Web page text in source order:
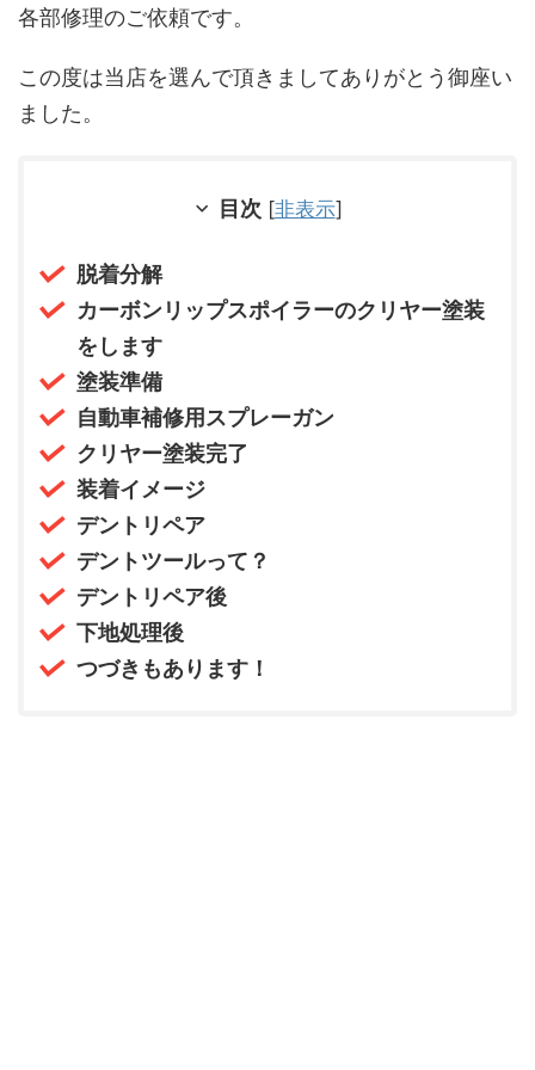
各部修理のご依頼です。
この度は当店を選んで頂きましてありがとう御座い
ました。
目次 [非表示]
脱着分解
カーボンリップスポイラーのクリヤー塗装
をします
塗装準備
自動車補修用スプレーガン
クリヤー塗装完了
装着イメージ
デントリペア
デントツールって？
デントリペア後
下地処理後
つづきもあります！